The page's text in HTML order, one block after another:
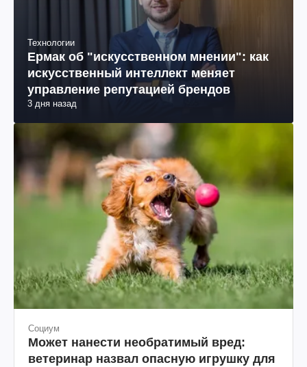
Технологии
Ермак об "искусственном мнении": как
искусственный интеллект меняет
управление репутацией брендов
3 дня назад
Социум
Может нанести необратимый вред:
ветеринар назвал опасную игрушку для